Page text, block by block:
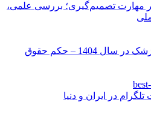
بر مهارت تصمیم‌گیری؛ بررسی علمی،
مقایسه درآمد معلم و پزشک در سال 1404 – حکم حقوق
در ایران و دنیا